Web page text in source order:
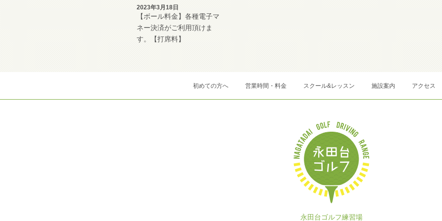
2023年3月18日
【ボール料金】各種電子マ
ネー決済がご利用頂けま
す。【打席料】
初めての方へ 営業時間・料金 スクール&レッスン 施設案内 アクセス
永田台ゴルフ練習場